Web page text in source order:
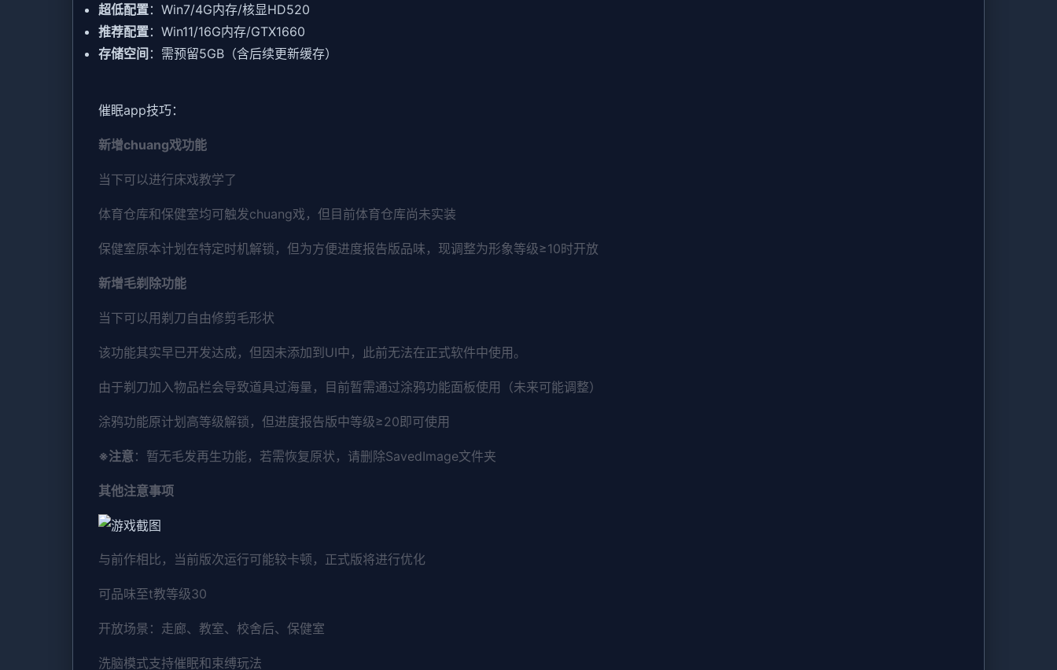
​超低配置​​：Win7/4G内存/核显HD520
​推荐配置​​：Win11/16G内存/GTX1660
​存储空间​ ​：需预留5GB（含后续更新缓存）
催眠app技巧：
新增chuang戏功能
当下可以进行床戏教学了
体育仓库和保健室均可触发chuang戏，但目前体育仓库尚未实装
保健室原本计划在特定时机解锁，但为方便进度报告版品味，现调整为形象等级≥10时开放
新增毛剃除功能
当下可以用剃刀自由修剪毛形状
该功能其实早已开发达成，但因未添加到UI中，此前无法在正式软件中使用。
由于剃刀加入物品栏会导致道具过海量，目前暂需通过涂鸦功能面板使用（未来可能调整）
涂鸦功能原计划高等级解锁，但进度报告版中等级≥20即可使用
※注意：暂无毛发再生功能，若需恢复原状，请删除SavedImage文件夹
其他注意事项
与前作相比，当前版次运行可能较卡顿，正式版将进行优化
可品味至t教等级30
开放场景：走廊、教室、校舍后、保健室
洗脑模式支持催眠和束缚玩法